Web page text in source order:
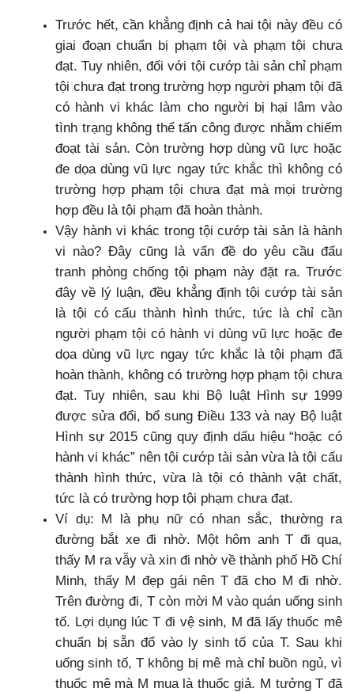
Trước hết, cần khẳng định cả hai tội này đều có
giai đoạn chuẩn bị phạm tội và phạm tội chưa
đạt. Tuy nhiên, đối với tội cướp tài sản chỉ phạm
tội chưa đạt trong trường hợp người phạm tội đã
có hành vi khác làm cho người bị hại lâm vào
tình trạng không thể tấn công được nhằm chiếm
đoạt tài sản. Còn trường hợp dùng vũ lực hoặc
đe dọa dùng vũ lực ngay tức khắc thì không có
trường hợp phạm tội chưa đạt mà mọi trường
hợp đều là tội phạm đã hoàn thành.
Vậy hành vi khác trong tội cướp tài sản là hành
vi nào? Đây cũng là vấn đề do yêu cầu đấu
tranh phòng chống tội phạm này đặt ra. Trước
đây về lý luận, đều khẳng định tội cướp tài sản
là tội có cấu thành hình thức, tức là chỉ cần
người phạm tội có hành vi dùng vũ lực hoặc đe
dọa dùng vũ lực ngay tức khắc là tội phạm đã
hoàn thành, không có trường hợp phạm tội chưa
đạt. Tuy nhiên, sau khi Bộ luật Hình sự 1999
được sửa đổi, bổ sung Điều 133 và nay Bộ luật
Hình sự 2015 cũng quy định dấu hiệu “hoặc có
hành vi khác” nên tội cướp tài sản vừa là tội cấu
thành hình thức, vừa là tội có thành vật chất,
tức là có trường hợp tội phạm chưa đạt.
Ví dụ: M là phụ nữ có nhan sắc, thường ra
đường bắt xe đi nhờ. Một hôm anh T đi qua,
thấy M ra vẫy và xin đi nhờ về thành phố Hồ Chí
Minh, thấy M đẹp gái nên T đã cho M đi nhờ.
Trên đường đi, T còn mời M vào quán uống sinh
tố. Lợi dụng lúc T đi vệ sinh, M đã lấy thuốc mê
chuẩn bị sẵn đổ vào ly sinh tố của T. Sau khi
uống sinh tố, T không bị mê mà chỉ buồn ngủ, vì
thuốc mê mà M mua là thuốc giả. M tưởng T đã